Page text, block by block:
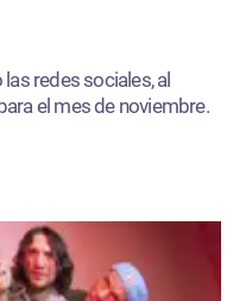
redes sociales, al
el mes de noviembre.